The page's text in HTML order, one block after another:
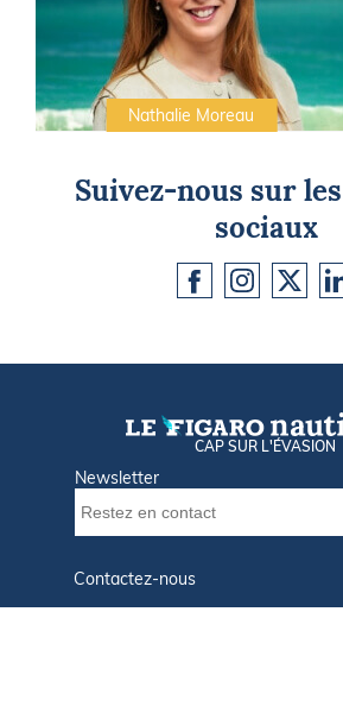
Nathalie Moreau
Suivez-nous sur
sociaux
CAP SUR L'ÉVASION
Newsletter
Contactez-nous